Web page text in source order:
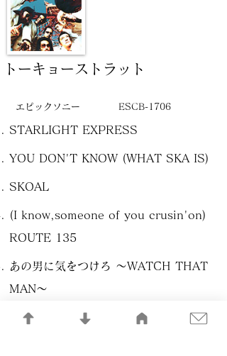
トーキョーストラット
エピックソニー ESCB-1706
STARLIGHT EXPRESS
YOU DON'T KNOW (WHAT SKA IS)
SKOAL
(I know,someone of you crusin'on)
ROUTE 135
あの男に気をつけろ ～WATCH THAT
MAN～
シムーン